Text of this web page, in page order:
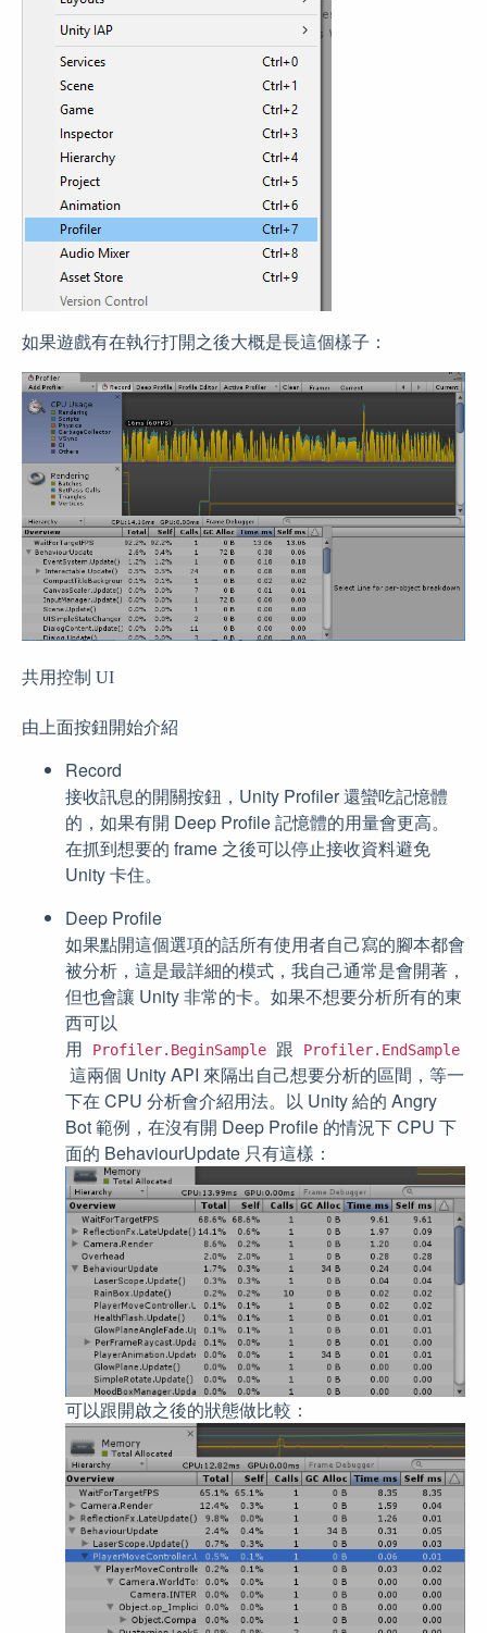
如果遊戲有在執行打開之後大概是長這個樣子：
共用控制 UI
由上面按鈕開始介紹
Record
接收訊息的開關按鈕，Unity Profiler 還蠻吃記憶體
的，如果有開 Deep Profile 記憶體的用量會更高。
在抓到想要的 frame 之後可以停止接收資料避免
Unity 卡住。
Deep Profile
如果點開這個選項的話所有使用者自己寫的腳本都會
被分析，這是最詳細的模式，我自己通常是會開著，
但也會讓 Unity 非常的卡。如果不想要分析所有的東
西可以
用
Profiler.BeginSample 跟 Profiler.EndSample
這兩個 Unity API 來隔出自己想要分析的區間，等一
下在 CPU 分析會介紹用法。以 Unity 給的 Angry
Bot 範例，在沒有開 Deep Profile 的情況下 CPU 下
面的 BehaviourUpdate 只有這樣：
可以跟開啟之後的狀態做比較：